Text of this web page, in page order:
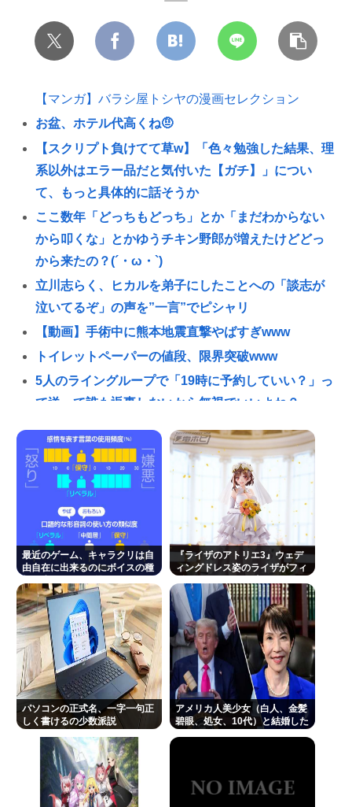
【マンガ】バラシ屋トシヤの漫画セレクション
お盆、ホテル代高くね🤨
【スクリプト負けてて草w】「色々勉強した結果、理
系以外はエラー品だと気付いた【ガチ】」につい
て、もっと具体的に話そうか
ここ数年「どっちもどっち」とか「まだわからない
から叩くな」とかゆうチキン野郎が増えたけどどっ
から来たの？(´・ω・`)
立川志らく、ヒカルを弟子にしたことへの「談志が
泣いてるぞ」の声を”一言”でピシャリ
【動画】手術中に熊本地震直撃やばすぎwww
トイレットペーパーの値段、限界突破www
5人のライングループで「19時に予約していい？」っ
て送って誰も返事しないから無視でいいよね？
影山優佳、フォトエッセイが販売から 5日で重版決
定！未公開ランジェリーカットを公開
医療脱毛・脱毛サロンを考えてるんだが！脱毛モメ
ンいるか？？
ローソン、店内調理で「焼きそば」”炒めロボ”導入
拡大😲
三山凌輝が妻・趣里との「キス・濡れ場禁止ルー
ル」を破って既婚の元宝塚女優・花乃まりあと連日
密会《直撃後にもホテルへ…》
ジャンポケ斉藤「同意があったんです。本当です。
信じて下さい」 ←何でこの主張が通らないの？
(ヽ´ん`)「手術が始まった…大丈夫大丈夫落ち着け」
医師「キャー地震よー！」(;ﾟんﾟ)「！？」
元TBS山本里菜アナ、離婚を報告 4年間の結婚生活は
「宝物」…「話し合いを重ねた結果」決断
日本の芸能人、続々と日本脱出
最近のゲーム、キャラクリは自
由自在に出来るのにボイスの種
『ライザのアトリエ3』ウェデ
ィングドレス姿のライザがフィ
∀ﾟ)───!!!!!
パソコンの正式名、一字一句正
しく書けるの少数派説
アメリカ人美少女（白人、金髪
碧眼、処女、10代）と結婚した